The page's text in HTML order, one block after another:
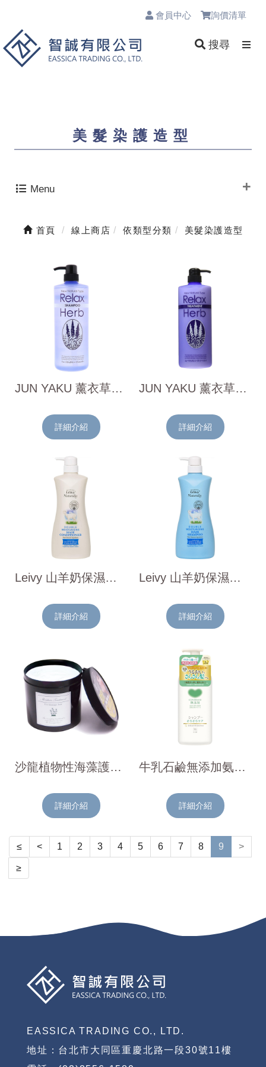
會員中心 詢價清單
搜尋
美髮染護造型
Menu
首頁 線上商店 依類型分類 美髮染護造型
JUN YAKU 薰衣草洗髮精1000ml
詳細介紹
JUN YAKU 薰衣草潤絲精1000ml
詳細介紹
Leivy 山羊奶保濕修護潤髮乳(花果香)750ml
詳細介紹
Leivy 山羊奶保濕胺基酸洗髮乳(花果香)750ml
詳細介紹
沙龍植物性海藻護髮霜800g
詳細介紹
牛乳石鹼無添加氨基酸溫和洗髮精(清爽型)470ml
詳細介紹
≤ < 1 2 3 4 5 6 7 8 9 >
≥
EASSICA TRADING CO., LTD.
地址：台北市大同區重慶北路一段30號11樓